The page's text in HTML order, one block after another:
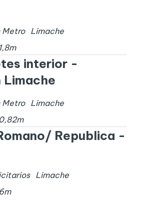
Metro
Limache
1,8m
interior -
Limache
Metro
Limache
0,82m
Republica -
Limache
6m